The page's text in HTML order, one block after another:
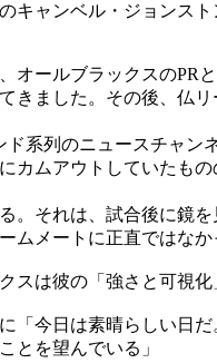
ャンベル・ジョンス
ールブラックスのPR
きました。その後、仏
系列のニュースチャン
カムアウトしていたも
。それは、試合後に鏡
ムメートに正直ではな
スは彼の「強さと可視
「今日は素晴らしい日
とを望んでいる」